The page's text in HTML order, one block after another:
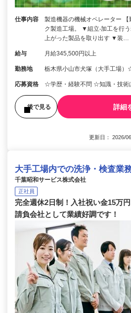
仕事内容
製造機器の機械オペレーター
ク製造工場。 ▼組立‧加工を行
上がった製品を取り出す ▼装…
給与 月給345,500円以上
勤務地 栃木県小山市犬塚（大手工場
応募資格 ☆学歴・経験不問 ☆知識・技術
後で見る 詳細
更新日： 2026/
大手工場内での洗浄・検査業
千葉昭和サービス株式会社
正社員
完全週休2日制！入社祝い金15万
請負会社として業績好調です！